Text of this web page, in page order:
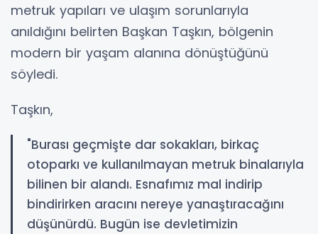
metruk yapıları ve ulaşım sorunlarıyla
anıldığını belirten Başkan Taşkın, bölgenin
modern bir yaşam alanına dönüştüğünü
söyledi.
Taşkın,
"Burası geçmişte dar sokakları, birkaç
otoparkı ve kullanılmayan metruk binalarıyla
bilinen bir alandı. Esnafımız mal indirip
bindirirken aracını nereye yanaştıracağını
düşünürdü. Bugün ise devletimizin